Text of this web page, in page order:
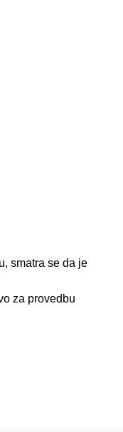
smatra se da je
za provedbu